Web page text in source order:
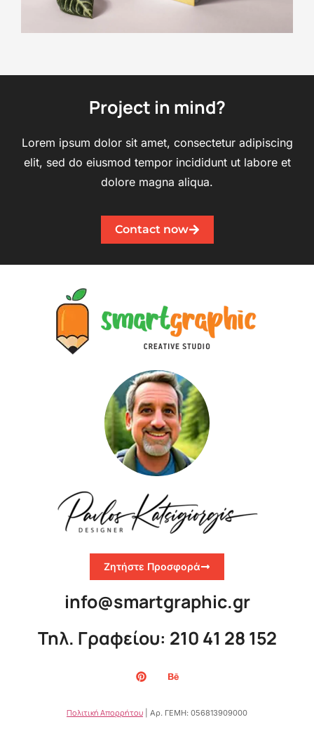
Project in mind?
Lorem ipsum dolor sit amet, consectetur adipiscing
elit, sed do eiusmod tempor incididunt ut labore et
dolore magna aliqua.
Contact now
Ζητήστε Προσφορά
info@smartgraphic.gr
Τηλ. Γραφείου: 210 41 28 152
Πολιτική Απορρήτου | Αρ. ΓΕΜΗ: 056813909000